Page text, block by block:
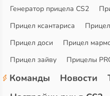
Генератор прицела CS2
Прицел ксантариса
Прицел доси
Прицел
Прицел зайву
Прицелы
Команды Новости